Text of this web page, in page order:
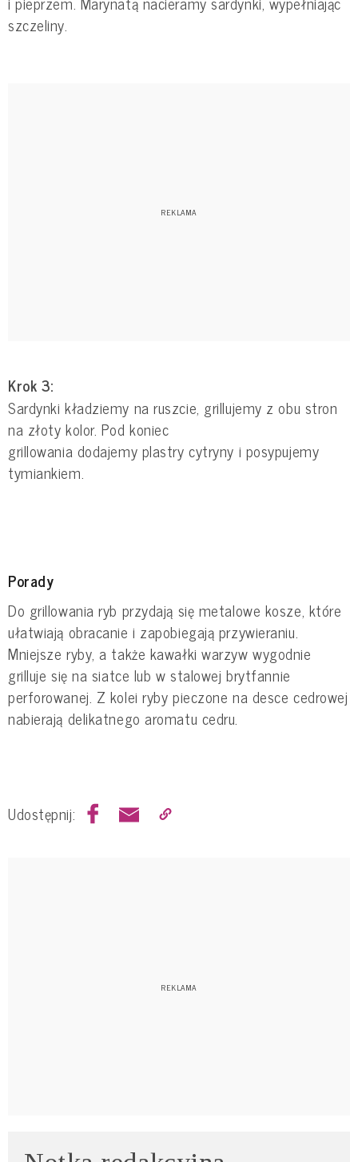
szczeliny.
Krok 3:
Sardynki kładziemy na ruszcie, grillujemy z obu stron
na złoty kolor. Pod koniec
grillowania dodajemy plastry cytryny i posypujemy
tymiankiem.
Porady
Do grillowania ryb przydają się metalowe kosze, które
ułatwiają obracanie i zapobiegają przywieraniu.
Mniejsze ryby, a także kawałki warzyw wygodnie
grilluje się na siatce lub w stalowej brytfannie
perforowanej. Z kolei ryby pieczone na desce cedrowej
nabierają delikatnego aromatu cedru.
Udostępnij: